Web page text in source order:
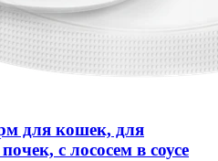
для кошек, для
с лососем в соусе